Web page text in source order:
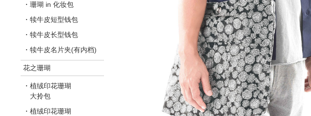
・珊瑚 in 化妆包
・犊牛皮短型钱包
・犊牛皮长型钱包
・犊牛皮名片夹(有内档)
花之珊瑚
・植绒印花珊瑚
大拎包
・植绒印花珊瑚